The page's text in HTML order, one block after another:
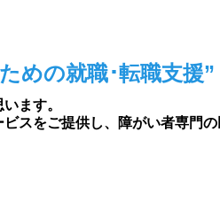
めの就職･転職支援
ます。
スをご提供し、障がい者専門